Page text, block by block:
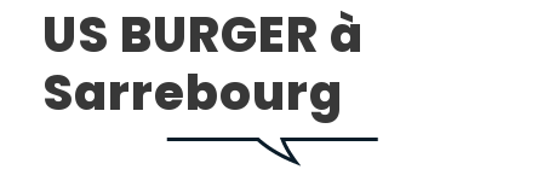
US BURGER à
Sarrebourg